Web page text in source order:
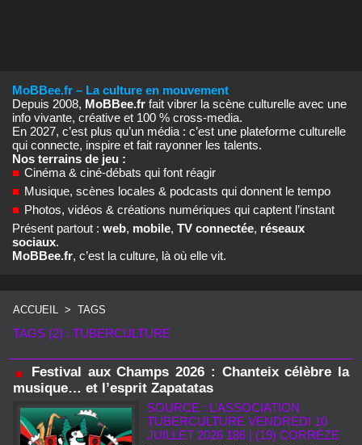
MoBBee.fr – La culture en mouvement
Depuis 2008, MoBBee.fr fait vibrer la scène culturelle avec une
info vivante, créative et 100 % cross‑media.
En 2027, c’est plus qu’un média : c’est une plateforme culturelle
qui connecte, inspire et fait rayonner les talents.
Nos terrains de jeu :
■ Cinéma & ciné‑débats qui font réagir
■ Musique, scènes locales & podcasts qui donnent le tempo
■ Photos, vidéos & créations numériques qui captent l’instant
Présent partout : web, mobile, TV connectée, réseaux
sociaux.
MoBBee.fr, c’est la culture, là où elle vit.
ACCUEIL > TAGS
TAGS (2) : TUBERCULTURE
Festival aux Champs 2026 : Chanteix célèbre la
musique… et l’esprit Zapatatas
SOURCE : L’ASSOCIATION
TUBERCULTURE VENDREDI 10
JUILLET 2026 186 | (19) CORRÈZE